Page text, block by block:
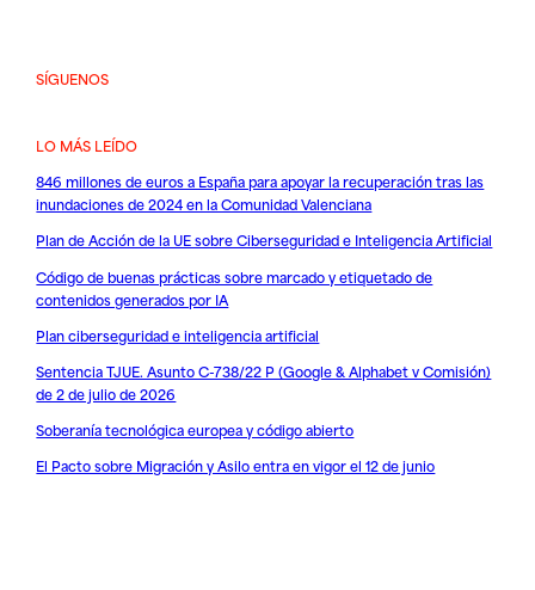
SÍGUENOS
LO MÁS LEÍDO
846 millones de euros a España para apoyar la recuperación tras las
inundaciones de 2024 en la Comunidad Valenciana
Plan de Acción de la UE sobre Ciberseguridad e Inteligencia Artificial
Código de buenas prácticas sobre marcado y etiquetado de
contenidos generados por IA
Plan ciberseguridad e inteligencia artificial
Sentencia TJUE. Asunto C-738/22 P (Google & Alphabet v Comisión)
de 2 de julio de 2026
Soberanía tecnológica europea y código abierto
El Pacto sobre Migración y Asilo entra en vigor el 12 de junio